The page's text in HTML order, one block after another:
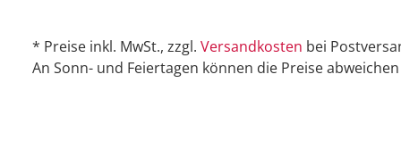
* Preise inkl. MwSt., zzgl. Versandkosten bei
An Sonn- und Feiertagen können die Preise abweichen